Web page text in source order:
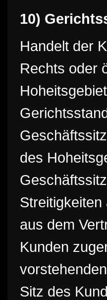
10)
Handelt der
Rechts oder
des
aus dem
Kunden
Sitz des